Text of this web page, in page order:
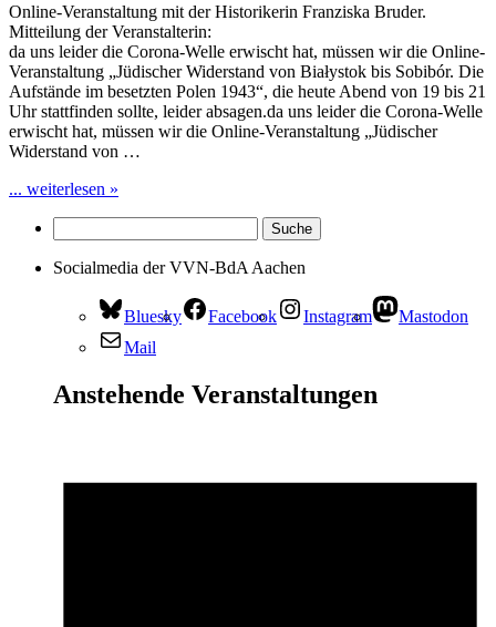
Online-Veranstaltung mit der Historikerin Franziska Bruder.
Mitteilung der Veranstalterin:
da uns leider die Corona-Welle erwischt hat, müssen wir die Online-
Veranstaltung „Jüdischer Widerstand von Białystok bis Sobibór. Die
Aufstände im besetzten Polen 1943“, die heute Abend von 19 bis 21
Uhr stattfinden sollte, leider absagen.da uns leider die Corona-Welle
erwischt hat, müssen wir die Online-Veranstaltung „Jüdischer
Widerstand von …
... weiterlesen »
Socialmedia der VVN-BdA Aachen
Bluesky Facebook Instagram
Mastodon
Mail
Anstehende Veranstaltungen